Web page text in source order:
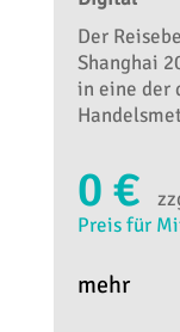
Der
Shanghai
in eine der
0 €
Preis für
mehr